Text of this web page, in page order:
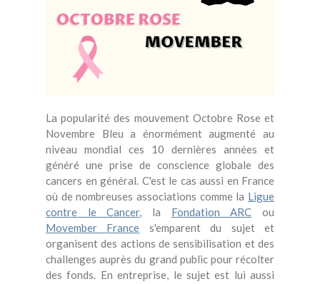
La popularité des mouvement Octobre Rose et
Novembre Bleu a énormément augmenté au
niveau mondial ces 10 dernières années et
généré une prise de conscience globale des
cancers en général. C'est le cas aussi en France
où de nombreuses associations comme la Ligue
contre le Cancer, la Fondation ARC ou
Movember France s'emparent du sujet et
organisent des actions de sensibilisation et des
challenges auprès du grand public pour récolter
des fonds. En entreprise, le sujet est lui aussi